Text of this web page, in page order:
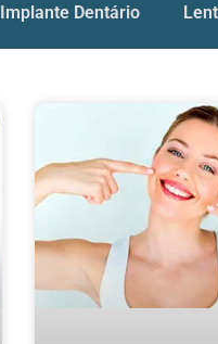
Implante Dentário